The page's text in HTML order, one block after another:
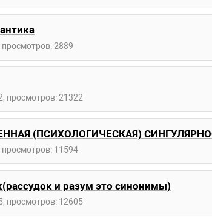
просмотров: 2889
просмотров: 21322
(ПСИХОЛОГИЧЕСКАЯ)
просмотров: 11594
и разум это синонимы)
просмотров: 12605